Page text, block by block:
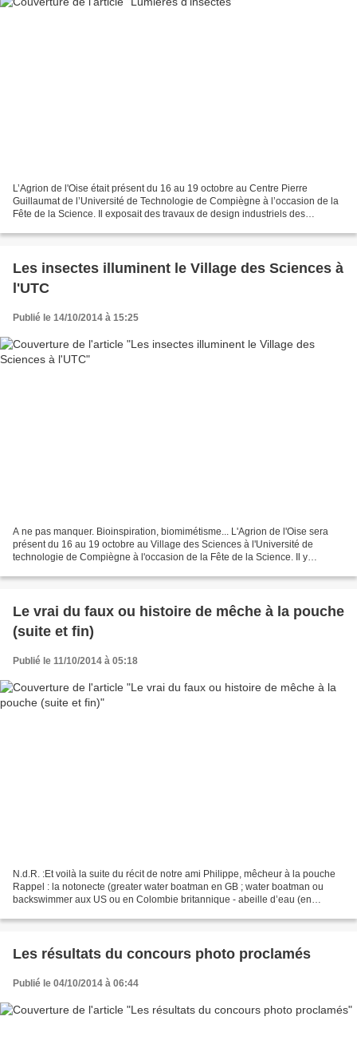
L’Agrion de l'Oise était présent du 16 au 19 octobre au Centre Pierre
Guillaumat de l’Université de Technologie de Compiègne à l’occasion de la
Fête de la Science. Il exposait des travaux de design industriels des
Les insectes illuminent le Village des Sciences à
l'UTC
Publié le 14/10/2014 à 15:25
A ne pas manquer. Bioinspiration, biomimétisme... L'Agrion de l'Oise sera
présent du 16 au 19 octobre au Village des Sciences à l'Université de
technologie de Compiègne à l'occasion de la Fête de la Science. Il y
Le vrai du faux ou histoire de mêche à la pouche
(suite et fin)
Publié le 11/10/2014 à 05:18
N.d.R. :Et voilà la suite du récit de notre ami Philippe, mêcheur à la pouche
Rappel : la notonecte (greater water boatman en GB ; water boatman ou
backswimmer aux US ou en Colombie britannique - abeille d’eau (en
Les résultats du concours photo proclamés
Publié le 04/10/2014 à 06:44